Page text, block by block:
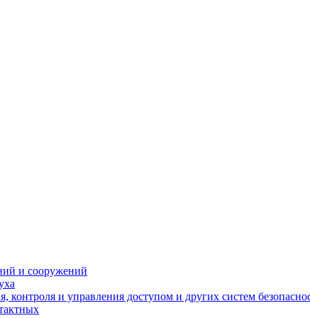
и сооружений
и управления доступом и других систем